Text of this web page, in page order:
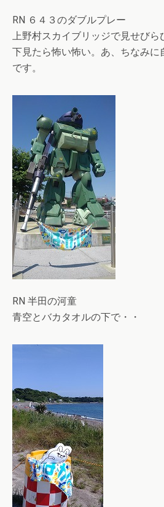
RN ６４３のダブルプレー
上野村スカイブリッジで見せびら
下見たら怖い怖い。あ、ちなみに
です。
RN 半田の河童
青空とバカタオルの下で・・